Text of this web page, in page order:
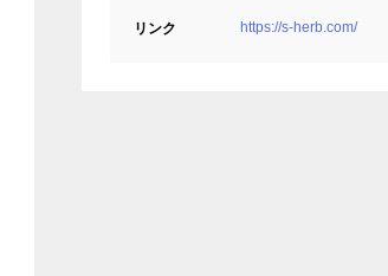
リンク https://s-herb.com/